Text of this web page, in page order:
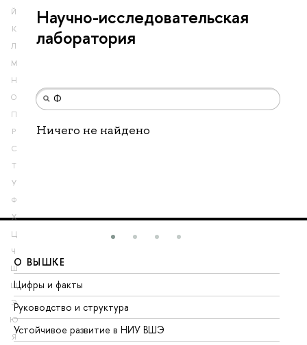
Й
К
Л
М
Н
О
П
Р
С
Т
У
Ф
Х
Ц
Ч
Ш
Щ
Э
Ю
Я
Научно-исследовательская
лаборатория
Ничего не найдено
О ВЫШКЕ
Цифры и факты
Руководство и структура
Устойчивое развитие в НИУ ВШЭ